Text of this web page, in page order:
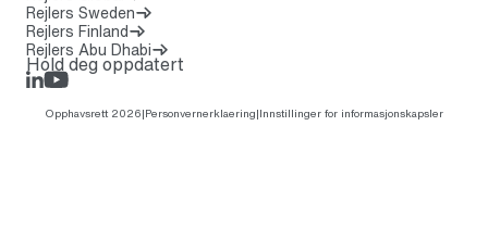
Rejlers Sweden
Rejlers Finland
Rejlers Abu Dhabi
Hold deg oppdatert
LinkedIn
Rejlers Play
Opphavsrett 2026|Personvernerklaering|Innstillinger for informasjonskapsler